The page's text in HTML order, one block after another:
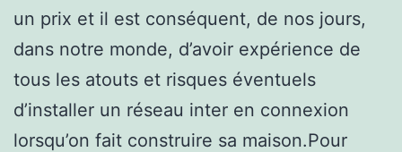
un prix et il est conséquent, de nos jours,
dans notre monde, d’avoir expérience de
tous les atouts et risques éventuels
d’installer un réseau inter en connexion
lorsqu’on fait construire sa maison.Pour